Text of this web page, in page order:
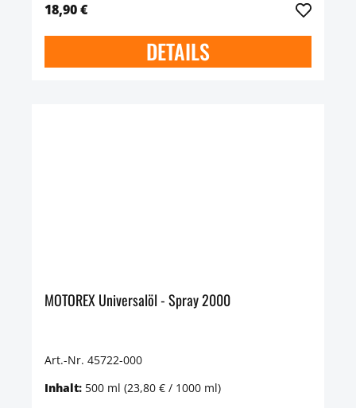
18,90 €
DETAILS
MOTOREX Universalöl - Spray 2000
Art.-Nr. 45722-000
Inhalt: 500 ml (23,80 € / 1000 ml)